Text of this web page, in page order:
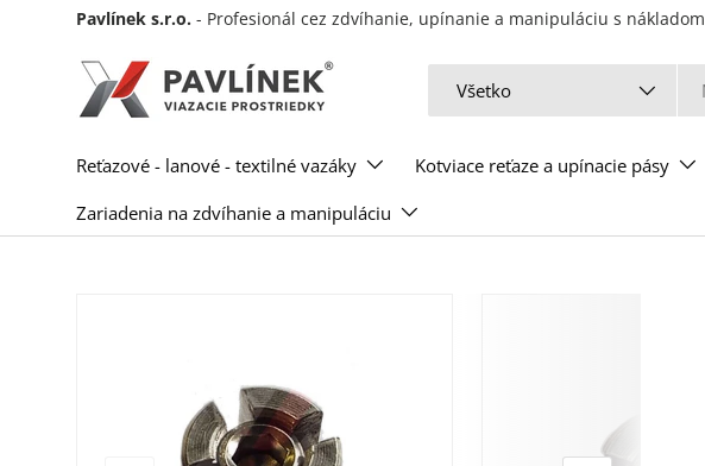
Pavlínek s.r.o. - Profesionál cez zdvíhanie, upínanie a manipuláciu s nákladom
Všetko
Reťazové - lanové - textilné vazáky Kotviace reťaze a upínacie pásy
Zariadenia na zdvíhanie a manipuláciu